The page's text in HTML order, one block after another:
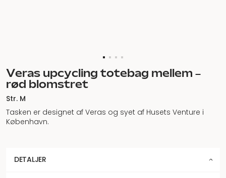
Veras upcycling totebag mellem –
rød blomstret
Str. M
Tasken er designet af Veras og syet af Husets Venture i
København.
DETALJER